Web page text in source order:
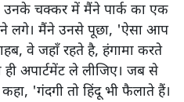
उनके चक्कर में मैंने पार्क का एक
लगे। मैंने उनसे पूछा, 'ऐसा आप
वे जहाँ रहते है, हंगामा करते
अपार्टमेंट ले लीजिए। जब से
'गंदगी तो हिंदू भी फैलाते हैं।